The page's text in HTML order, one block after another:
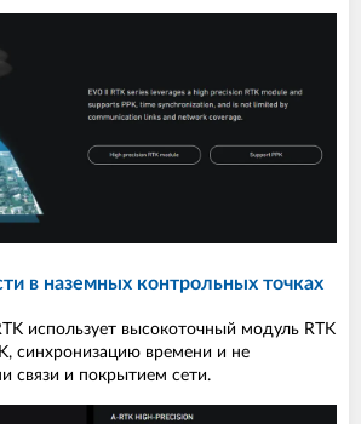
в наземных контрольных точках
использует высокоточный модуль RTK
синхронизацию времени и не
связи и покрытием сети.